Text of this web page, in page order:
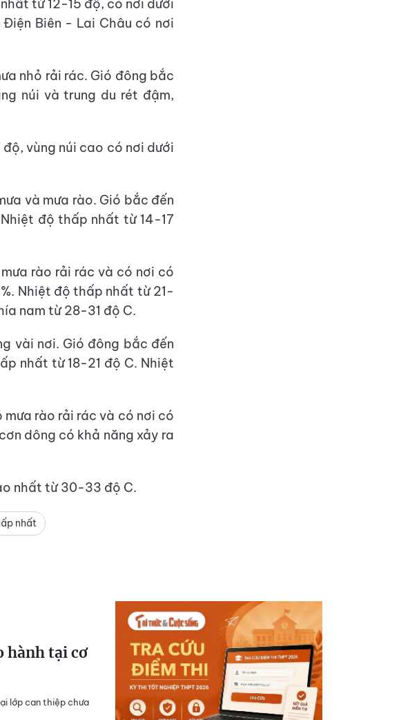
từ 12-15 độ, có nơi dưới
Biên - Lai Châu có nơi
nhỏ rải rác. Gió đông bắc
núi và trung du rét đậm,
vùng núi cao có nơi dưới
và mưa rào. Gió bắc đến
độ thấp nhất từ 14-17
rào rải rác và có nơi có
Nhiệt độ thấp nhất từ 21-
nam từ 28-31 độ C.
vài nơi. Gió đông bắc đến
nhất từ 18-21 độ C. Nhiệt
rào rải rác và có nơi có
dông có khả năng xảy ra
nhất từ 30-33 độ C.
nhất
hành tại cơ
lớp can thiệp chưa